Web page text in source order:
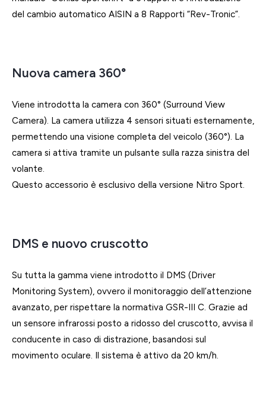
del cambio automatico AISIN a 8 Rapporti “Rev-Tronic”.
Nuova camera 360°
Viene introdotta la camera con 360° (Surround View
Camera). La camera utilizza 4 sensori situati esternamente,
permettendo una visione completa del veicolo (360°). La
camera si attiva tramite un pulsante sulla razza sinistra del
volante.
Questo accessorio è esclusivo della versione Nitro Sport.
DMS e nuovo cruscotto
Su tutta la gamma viene introdotto il DMS (Driver
Monitoring System), ovvero il monitoraggio dell’attenzione
avanzato, per rispettare la normativa GSR-III C. Grazie ad
un sensore infrarossi posto a ridosso del cruscotto, avvisa il
conducente in caso di distrazione, basandosi sul
movimento oculare. Il sistema è attivo da 20 km/h.